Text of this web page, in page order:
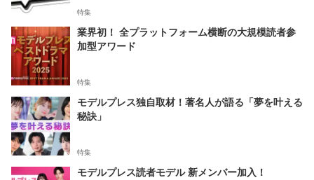
特集
業界初！ 全プラットフォーム横断の大規模読者参
加型アワード
特集
モデルプレス独自取材！著名人が語る「夢を叶える
秘訣」
特集
モデルプレス読者モデル 新メンバー加入！